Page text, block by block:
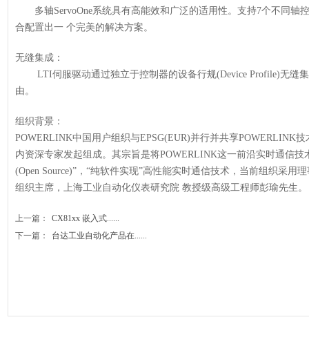
多轴ServoOne系统具有高能效和广泛的适用性。支持7个不同轴
合配置出一 个完美的解决方案。
无缝集成：
LTI伺服驱动通过独立于控制器的设备行规(Device Profile)无缝
由。
组织背景：
POWERLINK中国用户组织与EPSG(EUR)并行并共享POWERLINK
内资深专家发起组成。其宗旨是将POWERLINK这一前沿实时通信
(Open Source)”，“纯软件实现”高性能实时通信技术，当前组织采用
组织主席，上海工业自动化仪表研究院 教授级高级工程师彭瑜先生。
上一篇：
CX81xx 嵌入式......
下一篇：
台达工业自动化产品在......